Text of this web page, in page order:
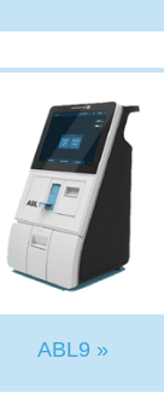
ABL9 »